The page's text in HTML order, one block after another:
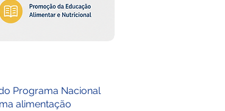
Programa Nacional
alimentação